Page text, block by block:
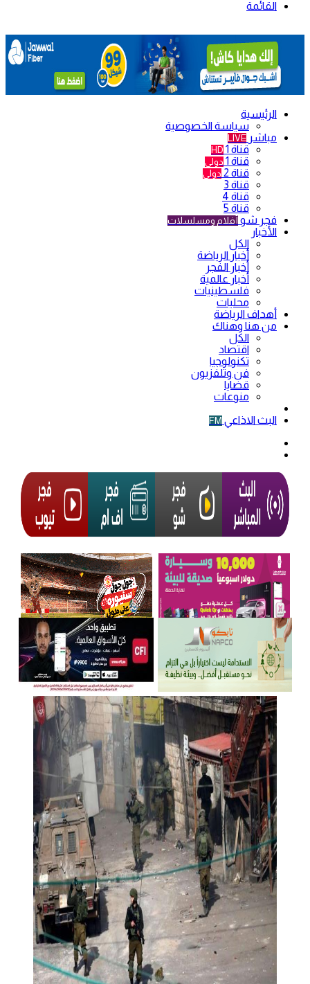
القائمة
الرئيسية
سياسة الخصوصية
مباشر LIVE
قناة 1 HD
قناة 1 دولي
قناة 2 دولي
قناة 3
قناة 4
قناة 5
فجر شو أفلام ومسلسلات
الأخبار
الكل
أخبار الرياضة
أخبار الفجر
أخبار عالمية
فلسطينيات
محليات
أهداف الرياضة
من هنا وهناك
الكل
اقتصاد
تكنولوجيا
فن وتلفزيون
قضايا
منوعات
البث الاذاعي FM